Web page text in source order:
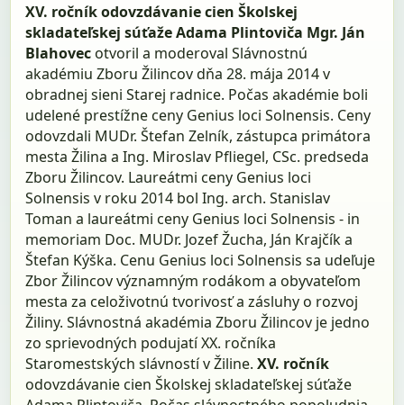
XV. ročník odovzdávanie cien Školskej
skladateľskej súťaže Adama Plintoviča Mgr. Ján
Blahovecotvoril a moderoval Slávnostnú
akadémiu Zboru Žilincov dňa 28. mája 2014 v
obradnej sieni Starej radnice. Počas akadémie boli
udelené prestížne ceny Genius loci Solnensis. Ceny
odovzdali MUDr. Štefan Zelník, zástupca primátora
mesta Žilina a Ing. Miroslav Pfliegel, CSc. predseda
Zboru Žilincov. Laureátmi ceny Genius loci
Solnensis v roku 2014 bol Ing. arch. Stanislav
Toman a laureátmi ceny Genius loci Solnensis - in
memoriam Doc. MUDr. Jozef Žucha, Ján Krajčík a
Štefan Kýška. Cenu Genius loci Solnensis sa udeľuje
Zbor Žilincov významným rodákom a obyvateľom
mesta za celoživotnú tvorivosť a zásluhy o rozvoj
Žiliny. Slávnostná akadémia Zboru Žilincov je jedno
zo sprievodných podujatí XX. ročníka
Staromestských slávností v Žiline.XV. ročník
odovzdávanie cien Školskej skladateľskej súťaže